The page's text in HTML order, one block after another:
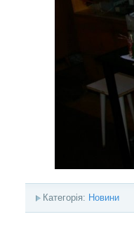
Категорія: Новини